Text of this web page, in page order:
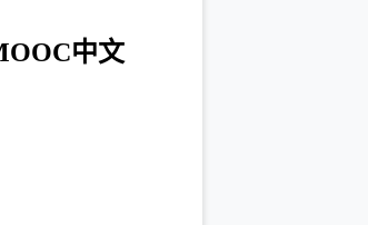
中文